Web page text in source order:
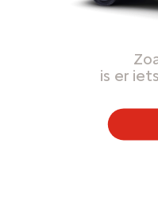
is er